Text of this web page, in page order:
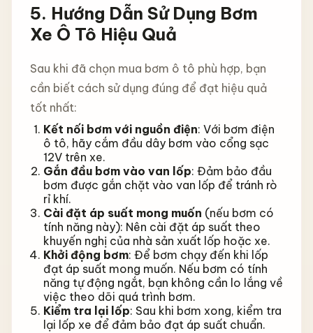
5. Hướng Dẫn Sử Dụng Bơm
Xe Ô Tô Hiệu Quả
Sau khi đã chọn mua bơm ô tô phù hợp, bạn
cần biết cách sử dụng đúng để đạt hiệu quả
tốt nhất:
Kết nối bơm với nguồn điện: Với bơm điện
ô tô, hãy cắm đầu dây bơm vào cổng sạc
12V trên xe.
Gắn đầu bơm vào van lốp: Đảm bảo đầu
bơm được gắn chặt vào van lốp để tránh rò
rỉ khí.
Cài đặt áp suất mong muốn (nếu bơm có
tính năng này): Nên cài đặt áp suất theo
khuyến nghị của nhà sản xuất lốp hoặc xe.
Khởi động bơm: Để bơm chạy đến khi lốp
đạt áp suất mong muốn. Nếu bơm có tính
năng tự động ngắt, bạn không cần lo lắng về
việc theo dõi quá trình bơm.
Kiểm tra lại lốp: Sau khi bơm xong, kiểm tra
lại lốp xe để đảm bảo đạt áp suất chuẩn.